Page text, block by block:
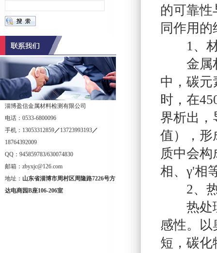
1
的可靠性
同作用
1、材
金属材
中，碳元
时，在
界析出，
值），形
质中会
相、γ'相
2、热
热处理
感性。以
短，碳化
淄博盈信金属材料检测有限公司
电话：0533-6800096
手机：13053312859／13723993193／
18764392009
QQ：945859783/630074830
邮箱：zbyxjc@126.com
地址： 山东省淄博市周村区周隆路7226号方
达电商园B座106-206室